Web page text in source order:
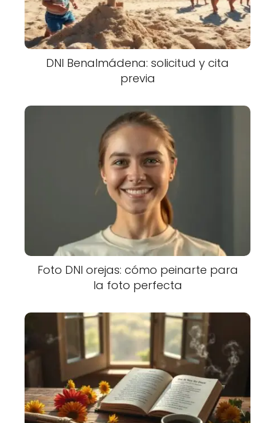
DNI Benalmádena: solicitud y cita
previa
Foto DNI orejas: cómo peinarte para
la foto perfecta